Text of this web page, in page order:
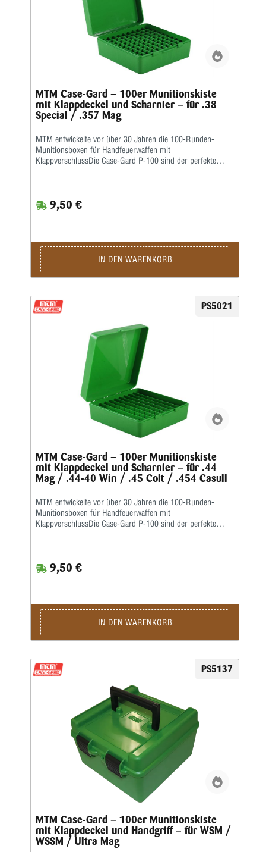
MTM Case-Gard – 100er Munitionskiste
mit Klappdeckel und Scharnier – für .38
Special / .357 Mag
MTM entwickelte vor über 30 Jahren die 100-Runden-
Munitionsboxen für Handfeuerwaffen mit
KlappverschlussDie Case-Gard P-100 sind der perfekte
griffige, abriebfeste Strukturoberfläche und sind stapelbar.
Auf den Snap-Lock-Verschluss und das mechanische
Unterseite jeder Box aufgeführt • Ladungsetikett im
Lieferumfang enthalten • Farbe: Grün
9,50 €
IN DEN WARENKORB
PS5021
MTM Case-Gard – 100er Munitionskiste
mit Klappdeckel und Scharnier – für .44
Mag / .44-40 Win / .45 Colt / .454 Casull
MTM entwickelte vor über 30 Jahren die 100-Runden-
Munitionsboxen für Handfeuerwaffen mit
KlappverschlussDie Case-Gard P-100 sind der perfekte
griffige, abriebfeste Strukturoberfläche und sind stapelbar.
Auf den Snap-Lock-Verschluss und das mechanische
Unterseite jeder Box aufgeführt • Ladungsetikett im
Lieferumfang enthalten • Farbe: Grün
9,50 €
IN DEN WARENKORB
PS5137
MTM Case-Gard – 100er Munitionskiste
mit Klappdeckel und Handgriff – für WSM /
WSSM / Ultra Mag